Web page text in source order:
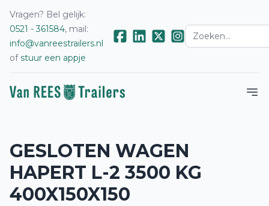
Vragen? Bel gelijk:
0521 - 361584, mail:
info@vanreestrailers.nl
ofstuur een appje
GESLOTEN WAGEN
HAPERT L-2 3500 KG
400X150X150